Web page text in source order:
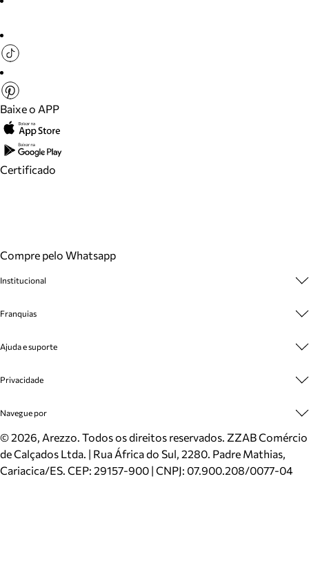
Baixe o APP
Certificado
Compre pelo Whatsapp
Institucional
Cashback
Venda Corporativa
Mapa do Site
Inverno
Mundo Arezzo
Franquias
Plano de Negócio
Ajuda e suporte
Cadastro
Meus Pedidos
Trocas e Devoluções
Cartão Presente
Localizador de lojas
Privacidade
Politica e Privacidade
Navegue por
Sapatos
Bolsas
Scarpins
©2026, Arezzo. Todos os direitos reservados. ZZAB Comércio
de Calçados Ltda. | Rua África do Sul, 2280. Padre Mathias,
Cariacica/ES. CEP: 29157-900 | CNPJ: 07.900.208/0077-04